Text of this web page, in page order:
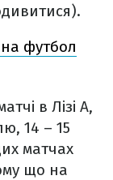
на футбол
в Лізі А,
14 – 15
матчах
що на